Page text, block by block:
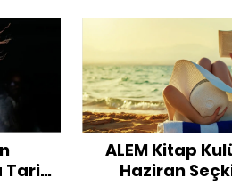
ALEM Kitap
Haziran